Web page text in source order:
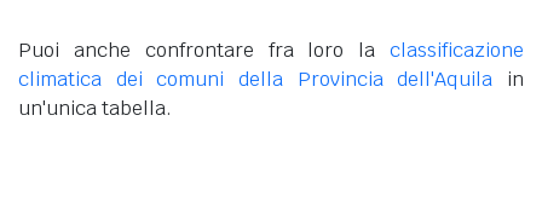
Puoi anche confrontare fra loro la classificazione
climatica dei comuni della Provincia dell'Aquila in
un'unica tabella.